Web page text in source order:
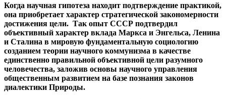
Когда научная гипотеза находит подтверждение практикой,
она приобретает характер стратегической закономерности
достижения цели. Так опыт СССР подтвердил
объективный характер вклада Маркса и Энгельса, Ленина
и Сталина в мировую фундаментальную социологию
созданием теории научного коммунизма в качестве
единственно правильной объективной цели разумного
человечества, заложив основы научного управления
общественным развитием на базе познания законов
диалектики Природы.